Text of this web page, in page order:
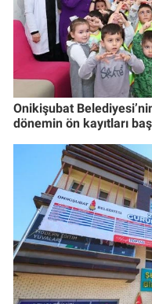
Onikişubat
dönemin ön kayıtları